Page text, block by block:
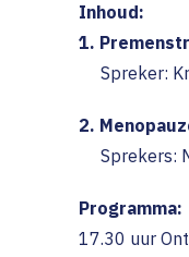
Inhoud:
1.
Spreker:
2.
Sprekers:
Programma:
17.30 uur